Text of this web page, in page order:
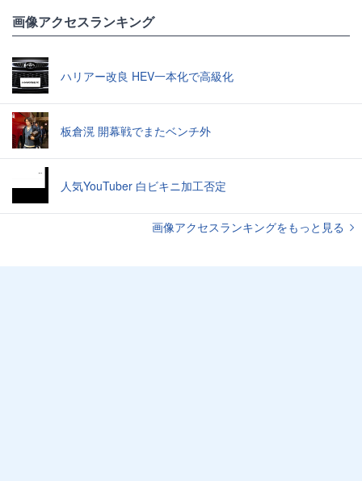
画像アクセスランキング
ハリアー改良 HEV一本化で高級化
板倉滉 開幕戦でまたベンチ外
人気YouTuber 白ビキニ加工否定
画像アクセスランキングをもっと見る